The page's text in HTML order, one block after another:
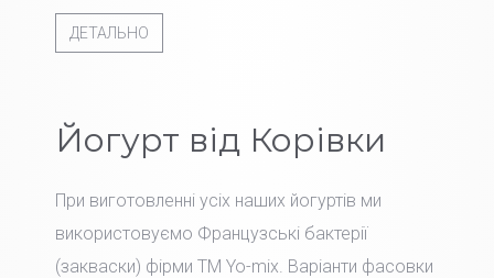
ДЕТАЛЬНО
Йогурт від Корівки
При виготовленні усіх наших йогуртів ми
використовуємо Французські бактерії
(закваски) фірми TM Yo-mix. Варіанти фасовки